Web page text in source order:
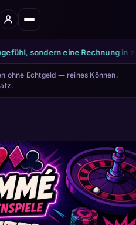
sondern eine Rechnung in zwei
ohne Echtgeld — reines Können,